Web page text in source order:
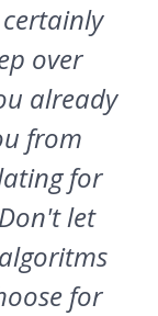
over
already
from
for
let
for